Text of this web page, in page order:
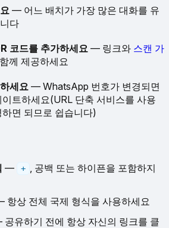
— 어느 배치가 가장 많은 대화를 유
다
코드를 추가하세요 — 링크와 스캔 가
께 제공하세요
세요 — WhatsApp 번호가 변경되면
트하세요(URL 단축 서비스를 사용
면 되므로 쉽습니다)
— + , 공백 또는 하이픈을 포함하지
상 전체 국제 형식을 사용하세요
유하기 전에 항상 자신의 링크를 클